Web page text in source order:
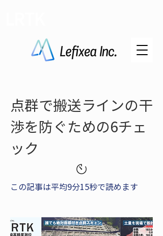
点群で搬送ラインの干
渉を防ぐための6チェ
ック
この記事は平均9分15秒で読めます